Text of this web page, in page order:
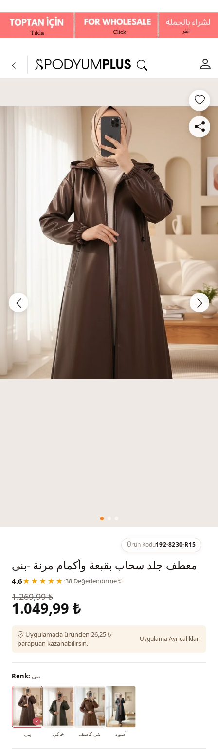
Ürün Kodu192-8230-R15
معطف جلد سحاب بقبعة وأكمام مرنة -بنى
4.6★★★★★ ·38 Değerlendirme
1.269,99 ₺
1.049,99 ₺
Uygulamada üründen 26,25 ₺
parapuan kazanabilirsin.
Uygulama Ayrıcalıkları
Renk: بنى
بنى خاكي بني كاشف أسود